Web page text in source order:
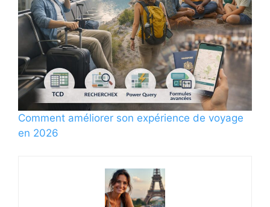
Comment améliorer son expérience de voyage
en 2026